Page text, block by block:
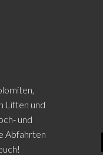
Liften und
und
Abfahrten